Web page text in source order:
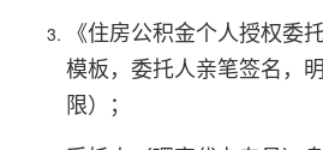
《住房公积金个人授权委
模板，委托人亲笔签名，
限）；